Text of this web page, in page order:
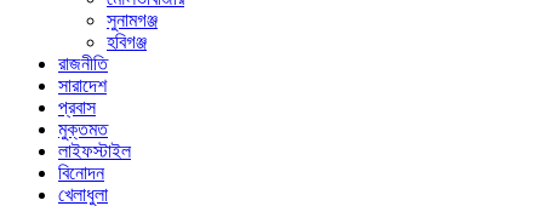
সুনামগঞ্জ
হবিগঞ্জ
রাজনীতি
সারাদেশ
প্রবাস
মুক্তমত
লাইফস্টাইল
বিনোদন
খেলাধুলা